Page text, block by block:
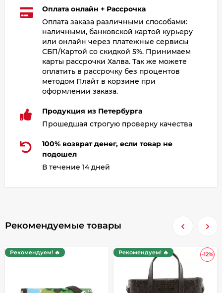
Оплата онлайн + Рассрочка
Оплата заказа различными способами:
наличными, банковской картой курьеру
или онлайн через платежные сервисы
СБП/Картой со скидкой 5%. Принимаем
карты рассрочки Халва. Так же можете
оплатить в рассрочку без процентов
методом Плайт в корзине при
оформлении заказа.
Продукция из Петербурга
Прошедшая строгую проверку качества
100% возврат денег, если товар не
подошел
В течение 14 дней
Рекомендуемые товары
Рекомендуем! 🔥 -12%
Рекомендуем! 🔥